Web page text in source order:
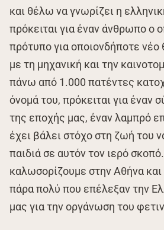
και θέλω να γνωρίζει η
πρόκειται για έναν άνθρωπο ο
πρότυπο για οποιονδήποτε νέο
με τη μηχανική και την
πάνω από 1.000 πατέντες
όνομά του, πρόκειται για έναν
της εποχής μας, έναν λαμπρό
έχει βάλει στόχο στη ζωή του
παιδιά σε αυτόν τον ιερό
καλωσορίζουμε στην Αθήνα
πάρα πολύ που επέλεξαν την
μας για την οργάνωση του